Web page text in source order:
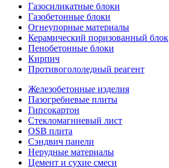
Газосиликатные блоки
Газобетонные блоки
Огнеупорные материалы
Керамический поризованный блок
Пенобетонные блоки
Кирпич
Противогололедный реагент
Железобетонные изделия
Пазогребневые плиты
Гипсокартон
Стекломагниевый лист
OSB плита
Сэндвич панели
Нерудные материалы
Цемент и сухие смеси